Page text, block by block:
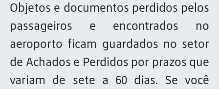
Objetos e documentos perdidos pelos
passageiros e encontrados no
aeroporto ficam guardados no setor
de Achados e Perdidos por prazos que
variam de sete a 60 dias. Se você